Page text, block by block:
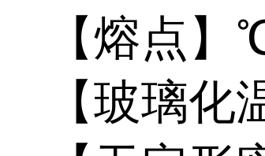
【熔点】
【玻璃化